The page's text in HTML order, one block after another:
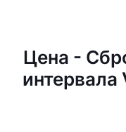
Цена -
интервала